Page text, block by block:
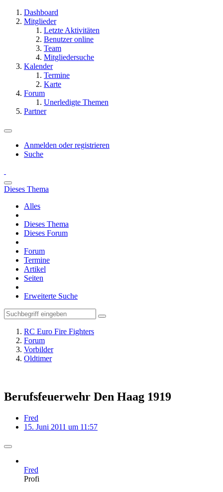
Dashboard
Mitglieder
Letzte Aktivitäten
Benutzer online
Team
Mitgliedersuche
Kalender
Termine
Karte
Forum
Unerledigte Themen
Partner
Anmelden oder registrieren
Suche
Dieses Thema
Alles
Dieses Thema
Dieses Forum
Forum
Termine
Artikel
Seiten
Erweiterte Suche
RC Euro Fire Fighters
Forum
Vorbilder
Oldtimer
Berufsfeuerwehr Den Haag 1919
Fred
15. Juni 2011 um 11:57
Fred
Profi